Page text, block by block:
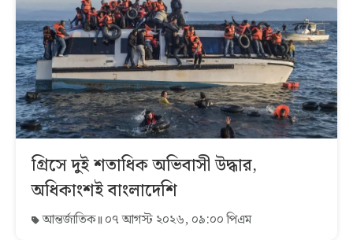
গ্রিসে দুই শতাধিক অভিবাসী উদ্ধার,
অধিকাংশই বাংলাদেশি
আন্তর্জাতিক ০৭ আগস্ট ২০২৬, ০৯:০০ পিএম